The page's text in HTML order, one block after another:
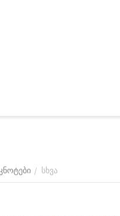
/ სხვა